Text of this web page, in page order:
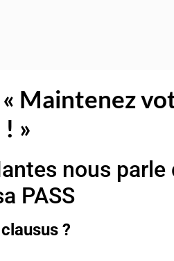
Maintenez
»
nous
PASS
?